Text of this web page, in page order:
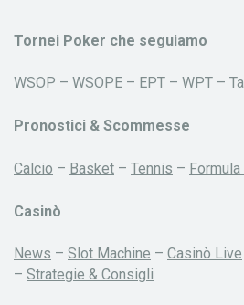
Tornei Poker che seguiamo
WSOP – WSOPE – EPT – WPT –
Pronostici & Scommesse
Calcio – Basket – Tennis – Formula
Casinò
News – Slot Machine – Casinò Live
– Strategie & Consigli